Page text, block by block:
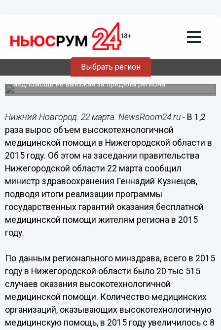
Выбрать регион
В 1,2 раза вырос объем
высокотехнологичной медпомощи в
Нижегородской области в 2015 году
94% пациентов могут получить высокотехнологичную
медпомощь не выезжая за пределы региона.
Нижний Новгород. 22 марта. NewsRoom24.ru - В 1,2
раза вырос объем высокотехнологичной
медицинской помощи в Нижегородской области в
2015 году. Об этом на заседании правительства
Нижегородской области 22 марта сообщил
министр здравоохранения Геннадий Кузнецов,
подводя итоги реализации программы
государственных гарантий оказания бесплатной
медицинской помощи жителям региона в 2015
году.
По данным регионального минздрава, всего в 2015
году в Нижегородской области было 20 тыс 515
случаев оказания высокотехнологичной
медицинской помощи. Количество медицинских
организаций, оказывающих высокотехнологичную
медицинскую помощь, в 2015 году увеличилось с 8